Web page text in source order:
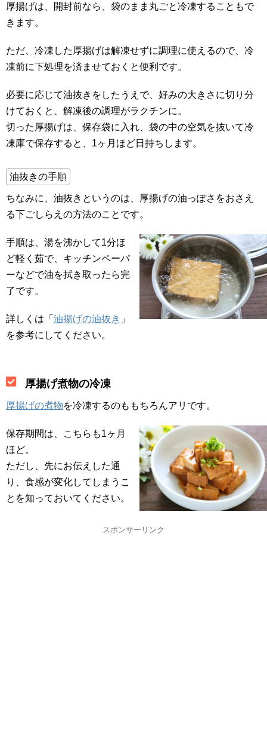
厚揚げは、開封前なら、袋のまま丸ごと冷凍することもで
きます。
ただ、冷凍した厚揚げは解凍せずに調理に使えるので、冷
凍前に下処理を済ませておくと便利です。
必要に応じて油抜きをしたうえで、好みの大きさに切り分
けておくと、解凍後の調理がラクチンに。
切った厚揚げは、保存袋に入れ、袋の中の空気を抜いて冷
凍庫で保存すると、1ヶ月ほど日持ちします。
油抜きの手順
ちなみに、油抜きというのは、厚揚げの油っぽさをおさえ
る下ごしらえの方法のことです。
手順は、湯を沸かして1分ほ
ど軽く茹で、キッチンペーパ
ーなどで油を拭き取ったら完
了です。
詳しくは「 油揚げの油抜き 」
を参考にしてください。
厚揚げ煮物の冷凍
厚揚げの煮物を冷凍するのももちろんアリです。
保存期間は、こちらも1ヶ月
ほど。
ただし、先にお伝えした通
り、食感が変化してしまうこ
とを知っておいてください。
スポンサーリンク